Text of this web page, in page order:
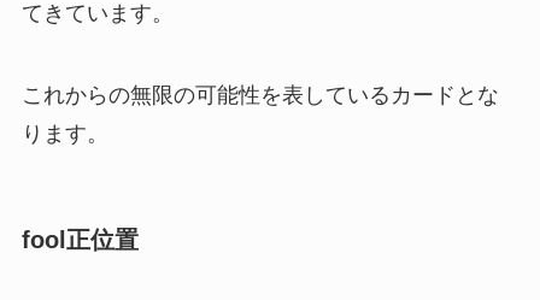
てきています。
これからの無限の可能性を表しているカードとな
ります。
fool正位置